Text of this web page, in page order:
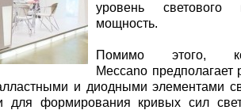
уровень светового
мощность.
Помимо этого,
Meccano предполагает
и диодными элементами
для формирования кривых сил